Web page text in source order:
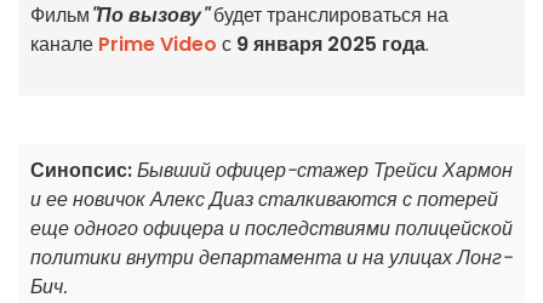
Фильм"По вызову"будет транслироваться на
канале Prime Video с 9 января 2025 года.
Синопсис:Бывший офицер-стажер Трейси Хармон
и ее новичок Алекс Диаз сталкиваются с потерей
еще одного офицера и последствиями полицейской
политики внутри департамента и на улицах Лонг-
Бич.